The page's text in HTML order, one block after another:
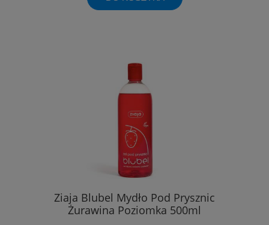
Ziaja Blubel Mydło Pod Prysznic
Żurawina Poziomka 500ml